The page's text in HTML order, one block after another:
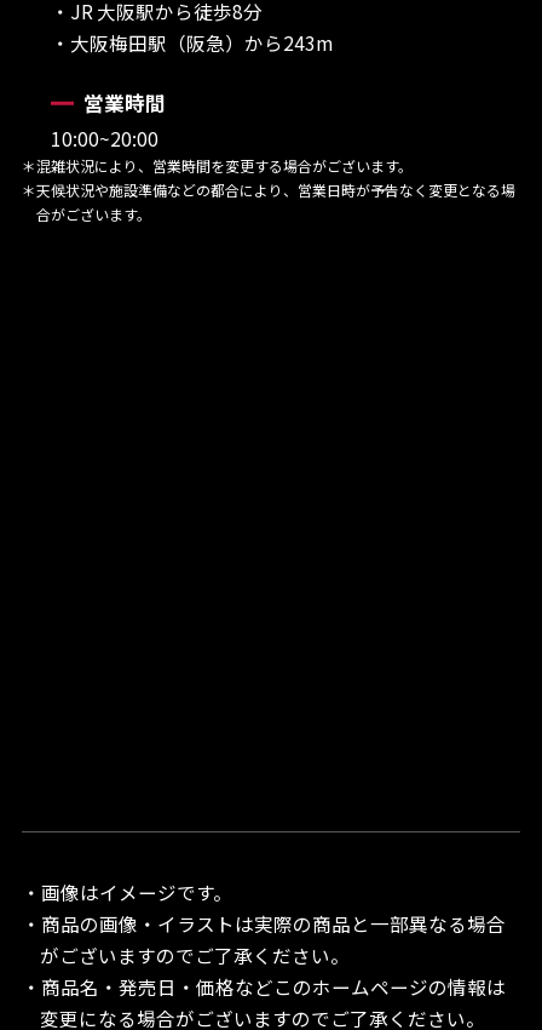
・JR 大阪駅から徒歩8分
・大阪梅田駅（阪急）から243m
営業時間
10:00~20:00
＊混雑状況により、営業時間を変更する場合がございます。
＊天候状況や施設準備などの都合により、営業日時が予告なく変更となる場
合がございます。
・画像はイメージです。
・商品の画像・イラストは実際の商品と一部異なる場合
がございますのでご了承ください。
・商品名・発売日・価格などこのホームページの情報は
変更になる場合がございますのでご了承ください。